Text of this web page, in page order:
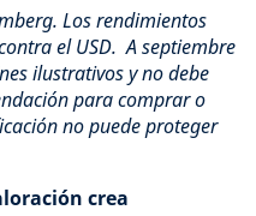
Los rendimientos
el USD. A septiembre
ilustrativos y no debe
para comprar o
no puede proteger
crea